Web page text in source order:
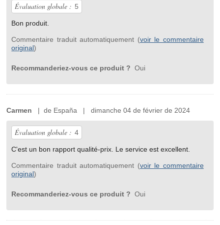
Évaluation globale : 5
Bon produit.
Commentaire traduit automatiquement (voir le commentaire
original)
Recommanderiez-vous ce produit ? Oui
Carmen | de España | dimanche 04 de février de 2024
Évaluation globale : 4
C'est un bon rapport qualité-prix. Le service est excellent.
Commentaire traduit automatiquement (voir le commentaire
original)
Recommanderiez-vous ce produit ? Oui